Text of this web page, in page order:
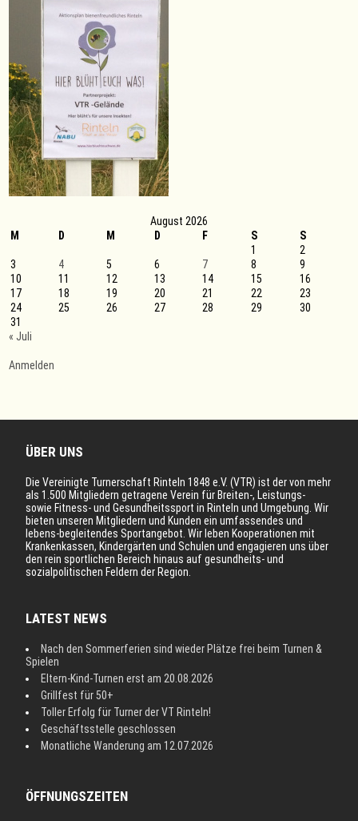
August 2026
M
D M D F S
S
1
2
3
4 5 6 7 8
9
10
11 12 13 14 15
16
17
18 19 20 21 22
23
24
25 26 27 28 29
30
31
« Juli
Anmelden
ÜBER UNS
Die Vereinigte Turnerschaft Rinteln 1848 e.V. (VTR) ist der von mehr
als 1.500 Mitgliedern getragene Verein für Breiten-, Leistungs-
sowie Fitness- und Gesundheitssport in Rinteln und Umgebung. Wir
bieten unseren Mitgliedern und Kunden ein umfassendes und
lebens-begleitendes Sportangebot. Wir leben Kooperationen mit
Krankenkassen, Kindergärten und Schulen und engagieren uns über
den rein sportlichen Bereich hinaus auf gesundheits- und
sozialpolitischen Feldern der Region.
LATEST NEWS
Nach den Sommerferien sind wieder Plätze frei beim Turnen &
Spielen
Eltern-Kind-Turnen erst am 20.08.2026
Grillfest für 50+
Toller Erfolg für Turner der VT Rinteln!
Geschäftsstelle geschlossen
Monatliche Wanderung am 12.07.2026
ÖFFNUNGSZEITEN